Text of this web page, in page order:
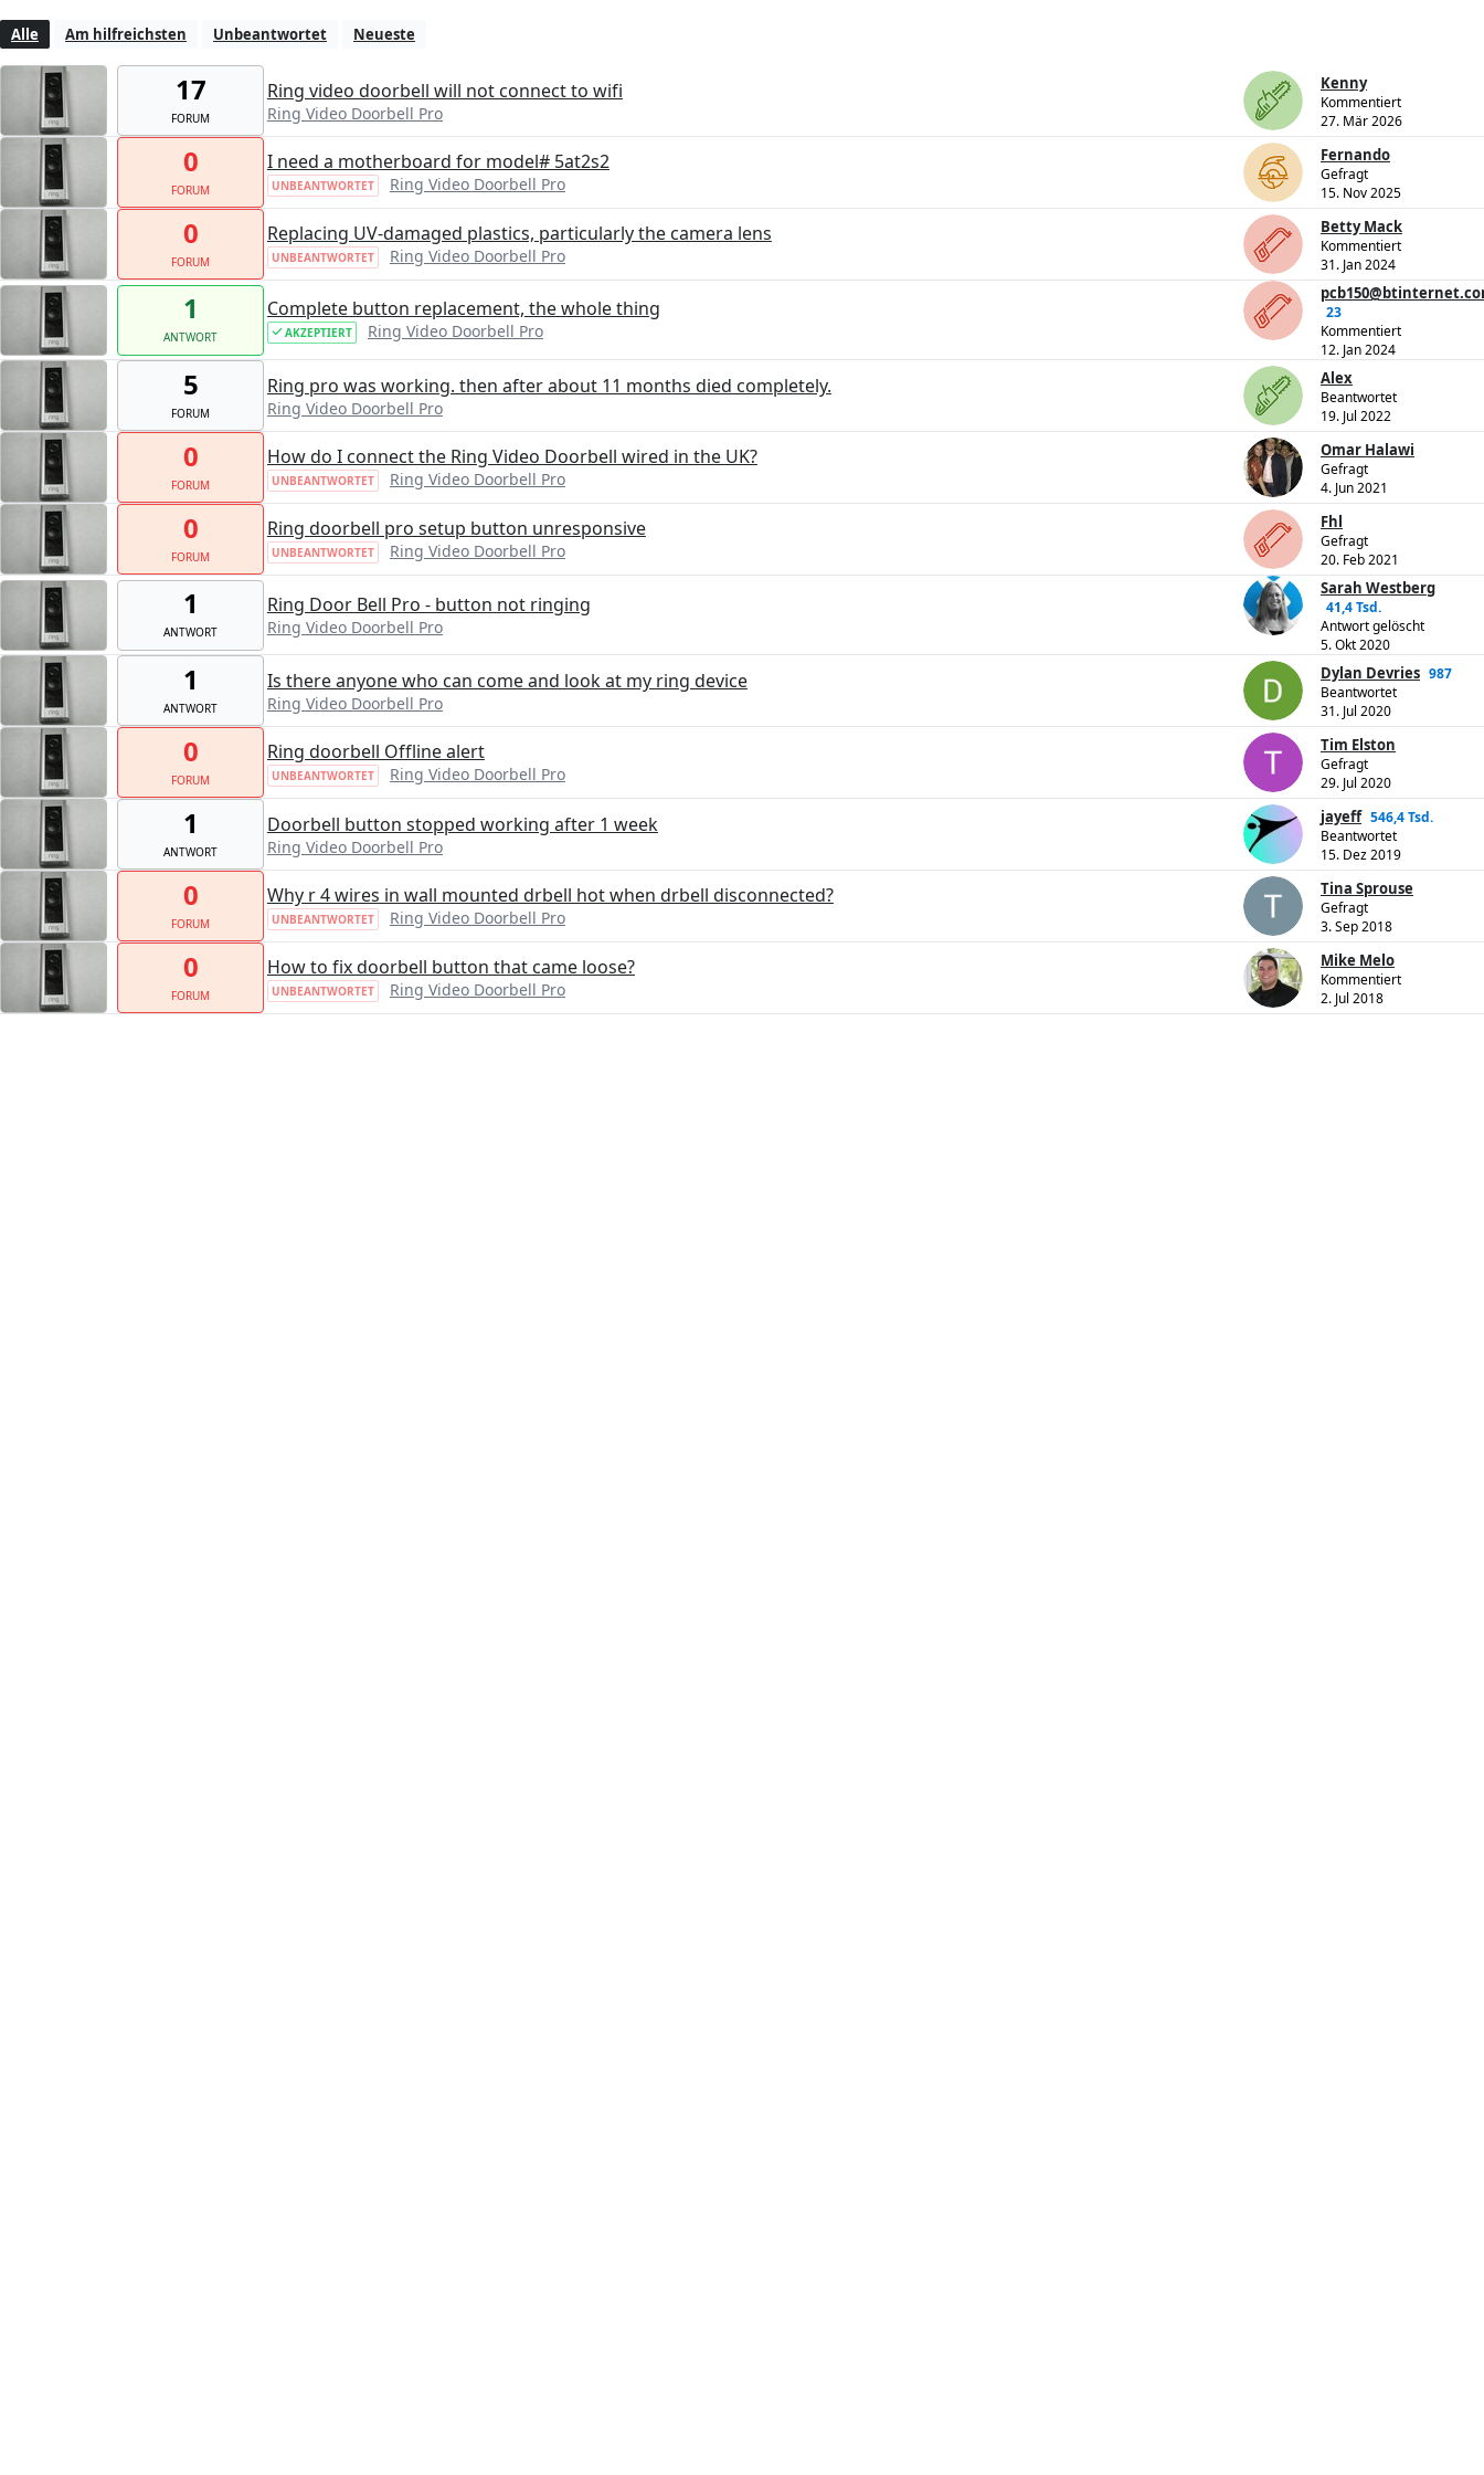
Alle Am hilfreichsten Unbeantwortet Neueste
17
FORUM
Ring video doorbell will not connect to wifi
Ring Video Doorbell Pro
Kenny
Kommentiert
27. Mär 2026
0
FORUM
I need a motherboard for model# 5at2s2
UNBEANTWORTET Ring Video Doorbell Pro
Fernando
Gefragt
15. Nov 2025
0
FORUM
Replacing UV-damaged plastics, particularly the camera lens
UNBEANTWORTET Ring Video Doorbell Pro
Betty Mack
Kommentiert
31. Jan 2024
1
ANTWORT
Complete button replacement, the whole thing
AKZEPTIERT Ring Video Doorbell Pro
23
Kommentiert
12. Jan 2024
5
FORUM
Ring pro was working. then after about 11 months died completely.
Ring Video Doorbell Pro
Alex
Beantwortet
19. Jul 2022
0
FORUM
How do I connect the Ring Video Doorbell wired in the UK?
UNBEANTWORTET Ring Video Doorbell Pro
Omar Halawi
Gefragt
4. Jun 2021
0
FORUM
Ring doorbell pro setup button unresponsive
UNBEANTWORTET Ring Video Doorbell Pro
Fhl
Gefragt
20. Feb 2021
1
ANTWORT
Ring Door Bell Pro - button not ringing
Ring Video Doorbell Pro
Sarah Westberg
41,4 Tsd.
Antwort gelöscht
5. Okt 2020
1
ANTWORT
Is there anyone who can come and look at my ring device
Ring Video Doorbell Pro
Dylan Devries 987
Beantwortet
31. Jul 2020
0
FORUM
Ring doorbell Offline alert
UNBEANTWORTET Ring Video Doorbell Pro
Tim Elston
Gefragt
29. Jul 2020
1
ANTWORT
Doorbell button stopped working after 1 week
Ring Video Doorbell Pro
jayeff 546,4 Tsd.
Beantwortet
15. Dez 2019
0
FORUM
Why r 4 wires in wall mounted drbell hot when drbell disconnected?
UNBEANTWORTET Ring Video Doorbell Pro
Tina Sprouse
Gefragt
3. Sep 2018
0
FORUM
How to fix doorbell button that came loose?
UNBEANTWORTET Ring Video Doorbell Pro
Mike Melo
Kommentiert
2. Jul 2018